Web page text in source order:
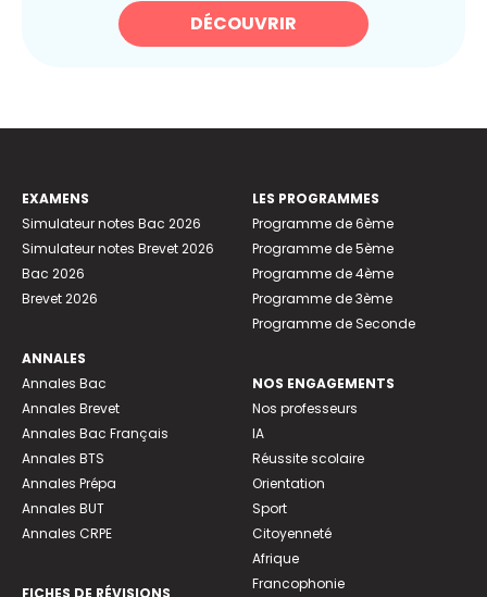
DÉCOUVRIR
EXAMENS
Simulateur notes Bac 2026
Simulateur notes Brevet 2026
Bac 2026
Brevet 2026
ANNALES
Annales Bac
Annales Brevet
Annales Bac Français
Annales BTS
Annales Prépa
Annales BUT
Annales CRPE
FICHES DE RÉVISIONS
LES PROGRAMMES
Programme de 6ème
Programme de 5ème
Programme de 4ème
Programme de 3ème
Programme de Seconde
NOS ENGAGEMENTS
Nos professeurs
IA
Réussite scolaire
Orientation
Sport
Citoyenneté
Afrique
Francophonie